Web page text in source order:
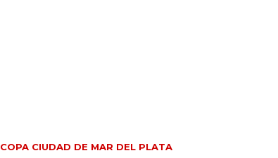
COPA CIUDAD DE MAR DEL PLATA